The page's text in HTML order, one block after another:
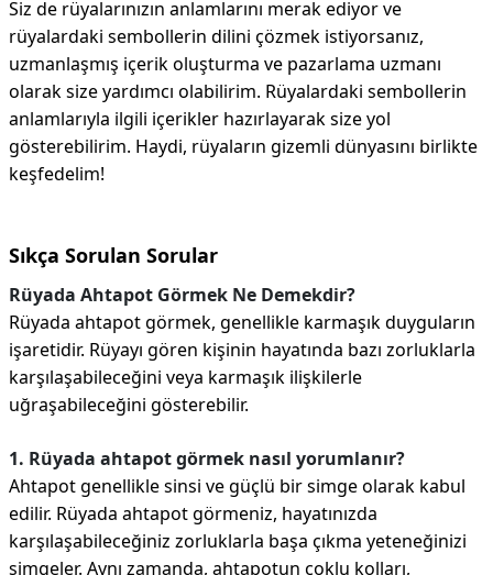
Siz de rüyalarınızın anlamlarını merak ediyor ve
rüyalardaki sembollerin dilini çözmek istiyorsanız,
uzmanlaşmış içerik oluşturma ve pazarlama uzmanı
olarak size yardımcı olabilirim. Rüyalardaki sembollerin
anlamlarıyla ilgili içerikler hazırlayarak size yol
gösterebilirim. Haydi, rüyaların gizemli dünyasını birlikte
keşfedelim!
Sıkça Sorulan Sorular
Rüyada Ahtapot Görmek Ne Demekdir?
Rüyada ahtapot görmek, genellikle karmaşık duyguların
işaretidir. Rüyayı gören kişinin hayatında bazı zorluklarla
karşılaşabileceğini veya karmaşık ilişkilerle
uğraşabileceğini gösterebilir.
1. Rüyada ahtapot görmek nasıl yorumlanır?
Ahtapot genellikle sinsi ve güçlü bir simge olarak kabul
edilir. Rüyada ahtapot görmeniz, hayatınızda
karşılaşabileceğiniz zorluklarla başa çıkma yeteneğinizi
simgeler. Aynı zamanda, ahtapotun çoklu kolları,